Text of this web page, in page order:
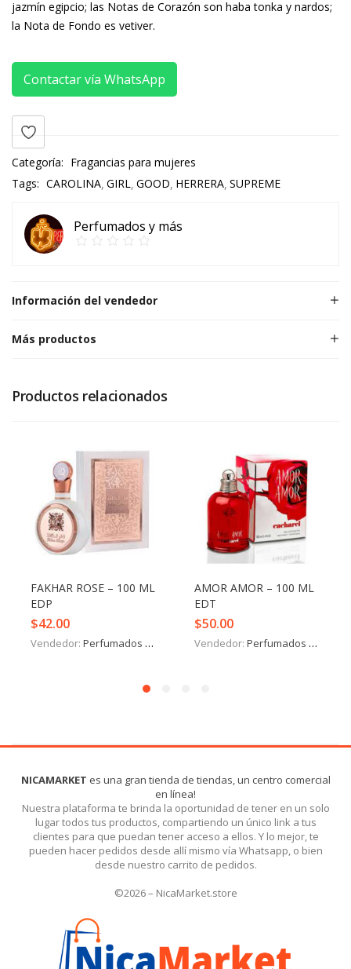
jazmín egipcio; las Notas de Corazón son haba tonka y nardos;
la Nota de Fondo es vetiver.
Contactar vía WhatsApp
Categoría: Fragancias para mujeres
Tags: CAROLINA GIRL GOOD HERRERA SUPREME
Perfumados y más
Información del vendedor
Más productos
Productos relacionados
FAKHAR ROSE – 100 ML
EDP
$42.00
Vendedor: Perfumados y más
AMOR AMOR – 100 ML
EDT
$50.00
Vendedor: Perfumados y más
NICAMARKET es una gran tienda de tiendas, un centro comercial
en línea!
Nuestra plataforma te brinda la oportunidad de tener en un solo
lugar todos tus productos, compartiendo un único link a tus
clientes para que puedan tener acceso a ellos. Y lo mejor, te
pueden hacer pedidos desde allí mismo vía Whatsapp, o bien
desde nuestro carrito de pedidos.
©2026 – NicaMarket.store